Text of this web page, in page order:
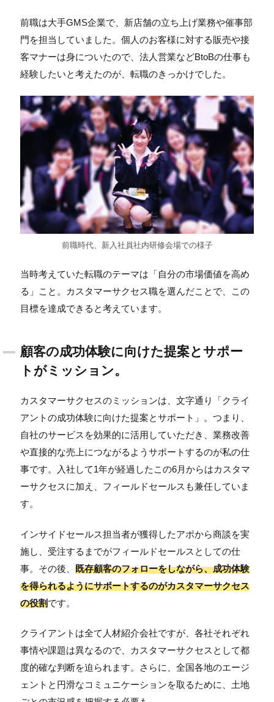
前職は大手GMS企業で、新店舗の立ち上げ業務や催事部
門を担当していました。個人のお客様に対する販売や接
客マナーは身についたので、法人営業などBtoBの仕事も
経験したいと考えたのが、転職のきっかけでした。
前職時代、新入社員社内研修会場での様子
当時考えていた転職のテーマは「自分の市場価値を高め
る」こと。カスタマーサクセス職を選んだことで、この
目標を達成できると考えています。
顧客の成功体験に向けた提案とサポー
トがミッション。
カスタマーサクセスのミッションは、文字通り「クライ
アントの成功体験に向けた提案とサポート」。つまり、
自社のサービスを効果的に活用していただき、業務改善
や直接的な売上につながるようサポートするのが私の仕
事です。入社して1年が経過したこの6月からはカスタマ
ーサクセスに加え、フィールドセールスも兼任していま
す。
インサイドセールス担当者が獲得したアポから商談を実
施し、受注するまでがフィールドセールスとしての仕
事。その後、既存顧客のフォローをしながら、成功体験
を得られるようにサポートするのがカスタマーサクセス
の役割です。
クライアントは全て人材紹介会社ですが、各社それぞれ
事情や課題は異なるので、カスタマーサクセスとして都
度的確な判断を迫られます。さらに、全国各地のエージ
ェントと円滑なコミュニケーションを取るために、土地